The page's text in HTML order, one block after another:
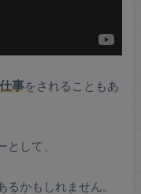
事をされることもあ
して、
かもしれません。